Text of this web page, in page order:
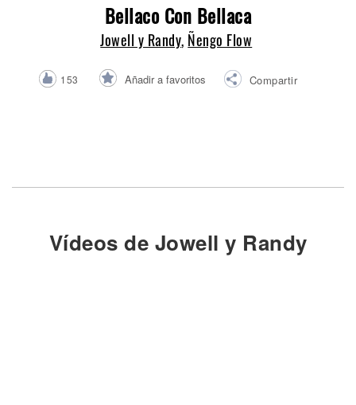
Bellaco Con Bellaca
Jowell y Randy, Ñengo Flow
153 Añadir a favoritos Compartir
Vídeos de Jowell y Randy